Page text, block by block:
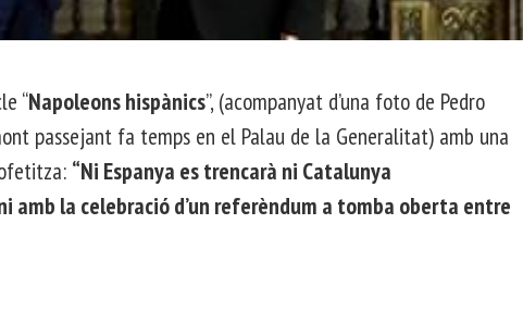
“Napoleons hispànics”, (acompanyat d’una foto de Pedro
passejant fa temps en el Palau de la Generalitat) amb una
“Ni Espanya es trencarà ni Catalunya
amb la celebració d’un referèndum a tomba oberta entre